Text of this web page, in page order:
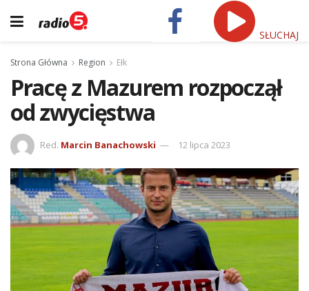
SŁUCHAJ
Strona Główna Region Ełk
Pracę z Mazurem rozpoczął
od zwycięstwa
Red. Marcin Banachowski 12 lipca 2023